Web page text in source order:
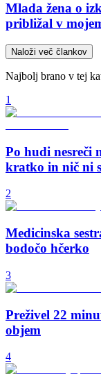
Mlada žena o
približal v
Naloži več člankov
Najbolj brano v tej
1
Po hudi nesreči
kratko in nič ni
2
Medicinska
bodočo hčerko
3
Preživel 22
objem
4